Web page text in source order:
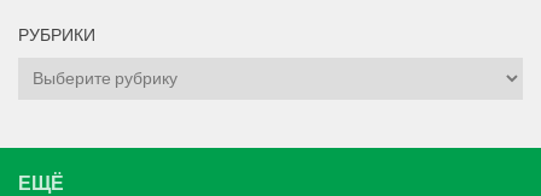
РУБРИКИ
Рубрики
ЕЩЁ